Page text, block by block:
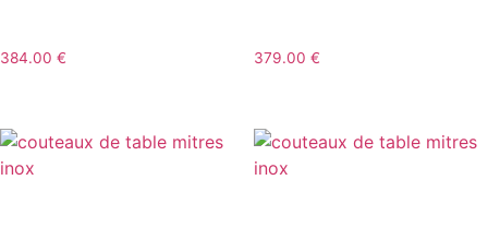
384.00 € 379.00 €